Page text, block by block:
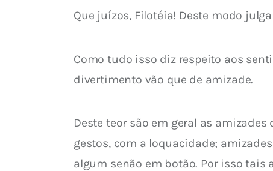
Que juízos, Filotéia! Deste modo
Como tudo isso diz respeito aos
divertimento vão que de amizade.
Deste teor são em geral as
gestos, com a loquacidade;
algum senão em botão. Por isso tais